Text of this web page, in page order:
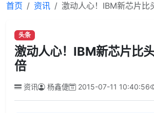
首页 资讯 激动人心！IBM新芯片比
头条
激动人心！IBM新芯片比
倍
资讯 杨鑫倢 2015-07-11 10:40:56